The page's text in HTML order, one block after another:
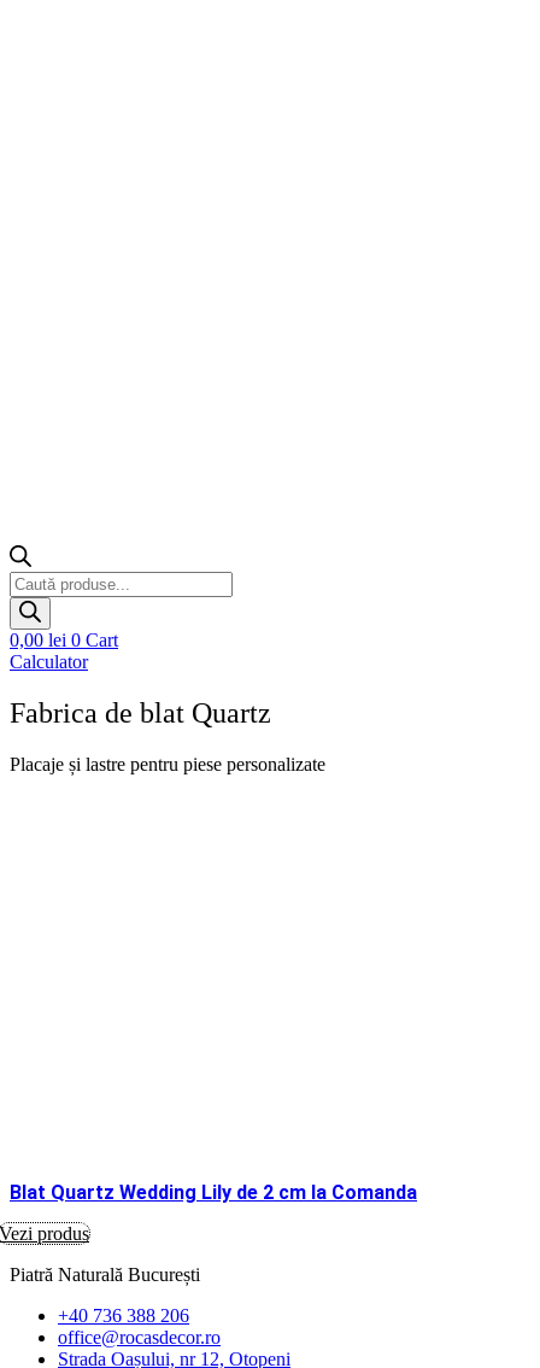
Products
search
0,00 lei 0 Cart
Calculator
Fabrica de blat Quartz
Placaje și lastre pentru piese personalizate
Blat Quartz Wedding Lily de 2 cm la Comanda
Vezi produs
Piatră Naturală București
+40 736 388 206
office@rocasdecor.ro
Strada Oașului, nr 12, Otopeni